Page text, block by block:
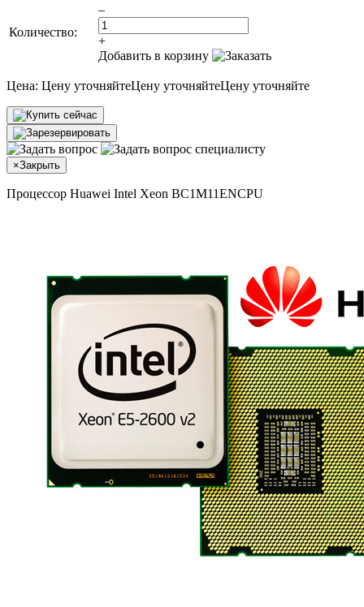
Количество:
–
+
Добавить в корзину
Цена: Цену уточняйтеЦену уточняйтеЦену уточняйте
×Закрыть
Процессор Huawei Intel Xeon BC1M11ENCPU